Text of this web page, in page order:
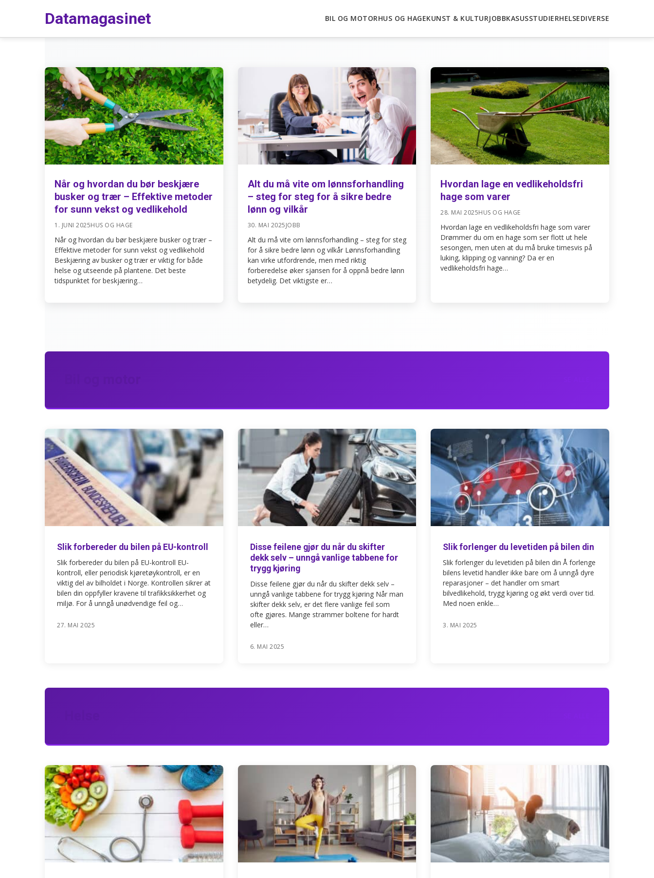
Datamagasinet BIL OG MOTORHUS OG HAGEKUNST & KULTURJOBBKASUSSTUDIERHELSEDIVERSE
Når og hvordan du bør beskjære
busker og trær – Effektive metoder
for sunn vekst og vedlikehold
1. JUNI 2025HUS OG HAGE
Når og hvordan du bør beskjære busker og trær –
Effektive metoder for sunn vekst og vedlikehold
Beskjæring av busker og trær er viktig for både
helse og utseende på plantene. Det beste
tidspunktet for beskjæring…
Alt du må vite om lønnsforhandling
– steg for steg for å sikre bedre
lønn og vilkår
30. MAI 2025JOBB
Alt du må vite om lønnsforhandling – steg for steg
for å sikre bedre lønn og vilkår Lønnsforhandling
kan virke utfordrende, men med riktig
forberedelse øker sjansen for å oppnå bedre lønn
betydelig. Det viktigste er…
Hvordan lage en vedlikeholdsfri
hage som varer
28. MAI 2025HUS OG HAGE
Hvordan lage en vedlikeholdsfri hage som varer
Drømmer du om en hage som ser flott ut hele
sesongen, men uten at du må bruke timesvis på
luking, klipping og vanning? Da er en
vedlikeholdsfri hage…
Slik forbereder du bilen på EU-kontroll
Slik forbereder du bilen på EU-kontroll EU-
kontroll, eller periodisk kjøretøykontroll, er en
viktig del av bilholdet i Norge. Kontrollen sikrer at
bilen din oppfyller kravene til trafikksikkerhet og
miljø. For å unngå unødvendige feil og…
27. MAI 2025
Disse feilene gjør du når du skifter
dekk selv – unngå vanlige tabbene for
trygg kjøring
Disse feilene gjør du når du skifter dekk selv –
unngå vanlige tabbene for trygg kjøring Når man
skifter dekk selv, er det flere vanlige feil som
ofte gjøres. Mange strammer boltene for hardt
eller…
6. MAI 2025
Slik forlenger du levetiden på bilen din
Slik forlenger du levetiden på bilen din Å forlenge
bilens levetid handler ikke bare om å unngå dyre
reparasjoner – det handler om smart
bilvedlikehold, trygg kjøring og økt verdi over tid.
Med noen enkle…
3. MAI 2025